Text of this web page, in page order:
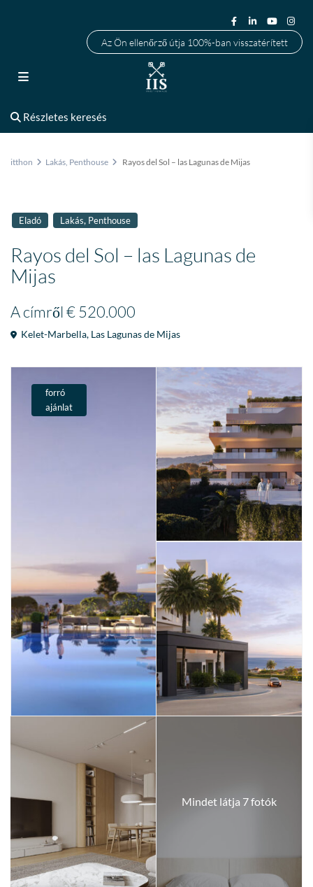
Az Ön ellenőrző útja 100%-ban visszatérített
Részletes keresés
itthon Lakás, Penthouse Rayos del Sol – las Lagunas de Mijas
Eladó Lakás, Penthouse
Rayos del Sol – las Lagunas de
Mijas
A címről€ 520.000
Kelet-Marbella, Las Lagunas de Mijas
forró
ajánlat
Mindet látja 7 fotók